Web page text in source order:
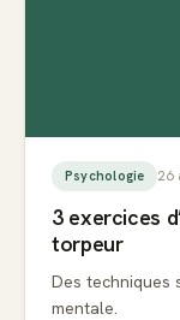
Psychologie 26
3 exercices
torpeur
Des techniques
mentale.